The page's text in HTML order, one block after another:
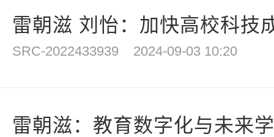
雷朝滋 刘怡：加快高校科技
SRC-2022433939 2024-09-03 10:20
雷朝滋：教育数字化与未来